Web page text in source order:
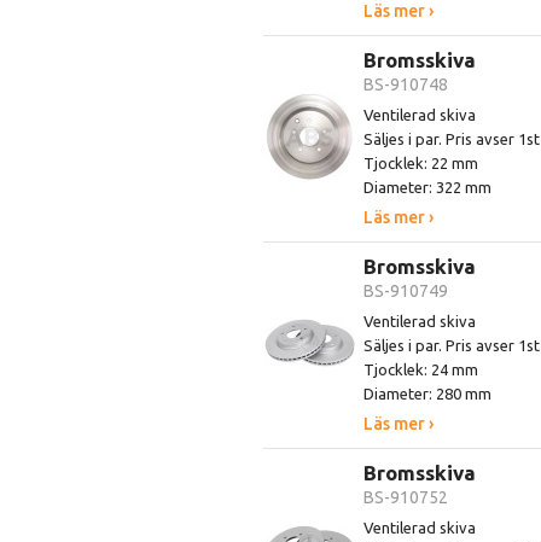
Läs mer ›
Bromsskiva
BS-910748
Ventilerad skiva
Säljes i par. Pris avser
Tjocklek: 22 mm
Diameter: 322 mm
Läs mer ›
Bromsskiva
BS-910749
Ventilerad skiva
Säljes i par. Pris avser
Tjocklek: 24 mm
Diameter: 280 mm
Läs mer ›
Bromsskiva
BS-910752
Ventilerad skiva